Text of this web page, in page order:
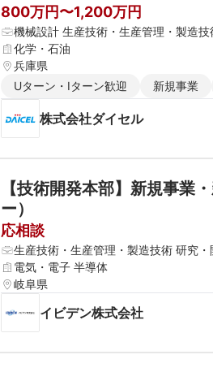
ナー（ダイヤモンドパート
800万円〜1,200万円
機械設計 生産技術・生産管理・製造技
化学・石油
兵庫県
Uターン・Iターン歓迎
新規事業
株式会社ダイセル
【技術開発本部】新規事業
ー）
応相談
生産技術・生産管理・製造技術 研究
電気・電子 半導体
岐阜県
イビデン株式会社